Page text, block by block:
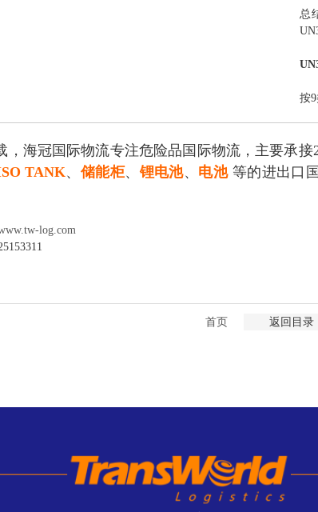
总
按
，海冠国际物流专注危险品国际物流，主要承
TANK、 储能柜、锂电池、 电池 等的进出口
log.com
返回目录
首页